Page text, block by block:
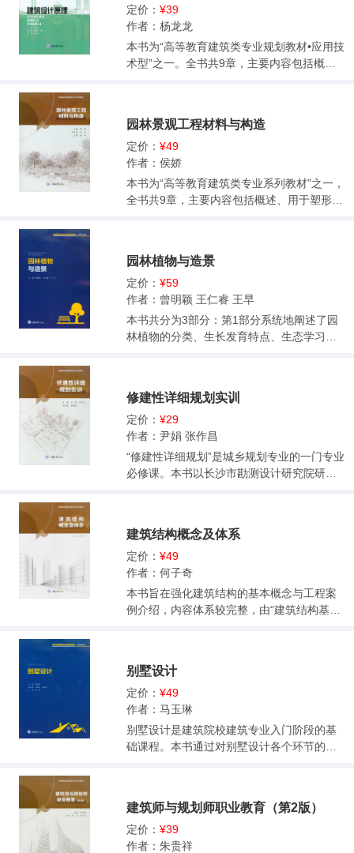
识；第2章至第4章从建筑外环境到建筑单
体，再以建筑内部为视角对绿色建筑的调控
设计策略进行了阐述；第5章、第6章介绍了
可再生能源与绿色材料以及它们在绿色建筑
定价： ¥39
作者：杨龙龙
本书为“高等教育建筑类专业规划教材•应用技
术型”之一。全书共9章，主要内容包括概
性与设计、建筑设计的过程和内容、工业建
筑设计等。书中有大量的设计实例，可供应
用技术型院校建筑学、城市规划、环艺设计
等专业学生学习使用，好懂、易学、管用，
对其建筑设计的学习与实践有着重要的指导
园林景观工程材料与构造
定价： ¥49
作者：侯娇
本书为“高等教育建筑类专业系列教材”之一，
全书共9章，主要内容包括概述、用于塑形和
施构造、建筑小品构造、道路广场及小品构
造、景观材料与构造设计实训等。学生在学
习本书后，除了能了解景观工程材料，还能
对其构造进行了解和熟练的运用，为施工图
设计和园林工程打下良好的基础。书中也列
生及行业内外人士的参考用书。
园林植物与造景
定价： ¥59
作者：曾明颖 王仁睿 王早
本书共分为3部分：第1部分系统地阐述了园
林植物的分类、生长发育特点、生态学习
园林植物，不仅介绍了科、属的常用识别特
征，而且从形态特征、生态习性、观赏特性
及园林用途等方面对种进行了详细介绍，侧
重于常用园林植物的识别；第3部分从应用的
角度阐述不同类型园林绿地的植物配植与造
划、建筑学、环境保护、环境艺术设计及相
近专业使用，也可为从事城市绿化及管理的
专业人员使用。
修建性详细规划实训
定价： ¥29
作者：尹娟 张作昌
“修建性详细规划”是城乡规划专业的一门专业
必修课。本书以长沙市勘测设计研究院研发
管线、竖向、标注、渲染等模块的操作步骤
和技巧。本书内容全面、图文结合，能满足
课程实训环节的教学需要。<br>本书可用作
高等教育城乡规划专业、园林规划专业及相
关土建类专业的实训教学用书，也可供初级
建筑结构概念及体系
定价： ¥49
作者：何子奇
本书旨在强化建筑结构的基本概念与工程案
例介绍，内容体系较完整，由“建筑结构基本
构形式和近年来发展起来的新技术特点、受
力行为、构造要点、施工技术、经济效果和
适用范围做了介绍，并附有国内外新近典型
工程结构实例分析。本书不详细介绍具体的
计算方法，但通过本书为读者介绍各种结构
原则，了解结构体系变化的新进展，开阔眼
界和思路，从而学会将建筑方案构思与结构
选型有机地结合，增强读者的结构应用能力
别墅设计
定价： ¥49
作者：马玉琳
别墅设计是建筑院校建筑专业入门阶段的基
础课程。本书通过对别墅设计各个环节的系
外经典案例和学生代表作品,向读者展示优秀
设计的概念逻辑。全书图文并茂，深入浅
出，选取的案例注重时效性，有利于老师的
建筑师与规划师职业教育（第2版）
定价： ¥39
作者：朱贵祥